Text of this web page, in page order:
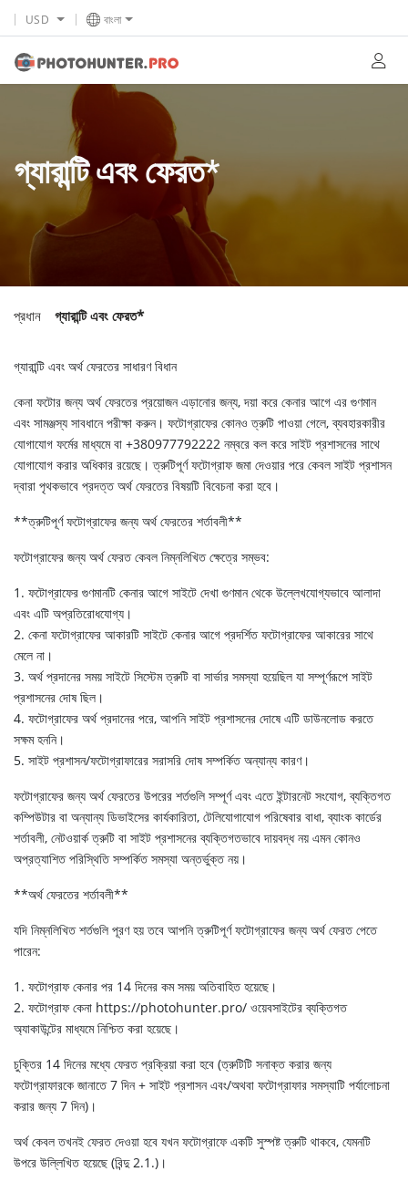
USD বাংলা
গ্যারান্টি এবং ফেরত*
প্রধান গ্যারান্টি এবং ফেরত*
গ্যারান্টি এবং অর্থ ফেরতের সাধারণ বিধান
কেনা ফটোর জন্য অর্থ ফেরতের প্রয়োজন এড়ানোর জন্য, দয়া করে কেনার আগে এর গুণমান
এবং সামঞ্জস্য সাবধানে পরীক্ষা করুন। ফটোগ্রাফের কোনও ত্রুটি পাওয়া গেলে, ব্যবহারকারীর
যোগাযোগ ফর্মের মাধ্যমে বা +380977792222 নম্বরে কল করে সাইট প্রশাসনের সাথে
যোগাযোগ করার অধিকার রয়েছে। ত্রুটিপূর্ণ ফটোগ্রাফ জমা দেওয়ার পরে কেবল সাইট প্রশাসন
দ্বারা পৃথকভাবে প্রদত্ত অর্থ ফেরতের বিষয়টি বিবেচনা করা হবে।
**ত্রুটিপূর্ণ ফটোগ্রাফের জন্য অর্থ ফেরতের শর্তাবলী**
ফটোগ্রাফের জন্য অর্থ ফেরত কেবল নিম্নলিখিত ক্ষেত্রে সম্ভব:
1. ফটোগ্রাফের গুণমানটি কেনার আগে সাইটে দেখা গুণমান থেকে উল্লেখযোগ্যভাবে আলাদা
এবং এটি অপ্রতিরোধযোগ্য।
2. কেনা ফটোগ্রাফের আকারটি সাইটে কেনার আগে প্রদর্শিত ফটোগ্রাফের আকারের সাথে
মেলে না।
3. অর্থ প্রদানের সময় সাইটে সিস্টেম ত্রুটি বা সার্ভার সমস্যা হয়েছিল যা সম্পূর্ণরূপে সাইট
প্রশাসনের দোষ ছিল।
4. ফটোগ্রাফের অর্থ প্রদানের পরে, আপনি সাইট প্রশাসনের দোষে এটি ডাউনলোড করতে
সক্ষম হননি।
5. সাইট প্রশাসন/ফটোগ্রাফারের সরাসরি দোষ সম্পর্কিত অন্যান্য কারণ।
ফটোগ্রাফের জন্য অর্থ ফেরতের উপরের শর্তগুলি সম্পূর্ণ এবং এতে ইন্টারনেট সংযোগ, ব্যক্তিগত
কম্পিউটার বা অন্যান্য ডিভাইসের কার্যকারিতা, টেলিযোগাযোগ পরিষেবার বাধা, ব্যাংক কার্ডের
শর্তাবলী, নেটওয়ার্ক ত্রুটি বা সাইট প্রশাসনের ব্যক্তিগতভাবে দায়বদ্ধ নয় এমন কোনও
অপ্রত্যাশিত পরিস্থিতি সম্পর্কিত সমস্যা অন্তর্ভুক্ত নয়।
**অর্থ ফেরতের শর্তাবলী**
যদি নিম্নলিখিত শর্তগুলি পূরণ হয় তবে আপনি ত্রুটিপূর্ণ ফটোগ্রাফের জন্য অর্থ ফেরত পেতে
পারেন:
1. ফটোগ্রাফ কেনার পর 14 দিনের কম সময় অতিবাহিত হয়েছে।
2. ফটোগ্রাফ কেনা https://photohunter.pro/ ওয়েবসাইটের ব্যক্তিগত
অ্যাকাউন্টের মাধ্যমে নিশ্চিত করা হয়েছে।
চুক্তির 14 দিনের মধ্যে ফেরত প্রক্রিয়া করা হবে (ত্রুটিটি সনাক্ত করার জন্য
ফটোগ্রাফারকে জানাতে 7 দিন + সাইট প্রশাসন এবং/অথবা ফটোগ্রাফার সমস্যাটি পর্যালোচনা
করার জন্য 7 দিন)।
অর্থ কেবল তখনই ফেরত দেওয়া হবে যখন ফটোগ্রাফে একটি সুস্পষ্ট ত্রুটি থাকবে, যেমনটি
উপরে উল্লিখিত হয়েছে (বিন্দু 2.1.)।